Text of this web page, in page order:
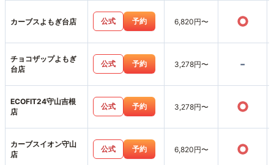
カーブスよもぎ台店 公式 予約 6,820円〜 ○
チョコザップよもぎ
台店
公式 予約 3,278円〜 -
ECOFIT24守山吉根
店
公式 予約 3,278円〜 ○
カーブスイオン守山
店
公式 予約 6,820円〜 ○